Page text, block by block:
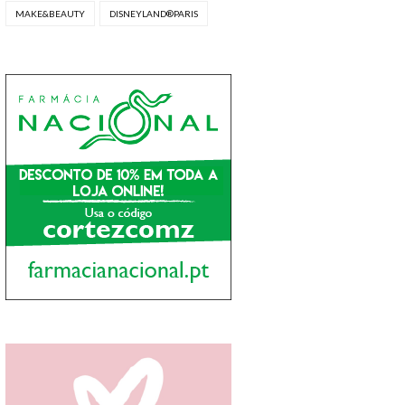
MAKE&BEAUTY DISNEYLAND®PARIS